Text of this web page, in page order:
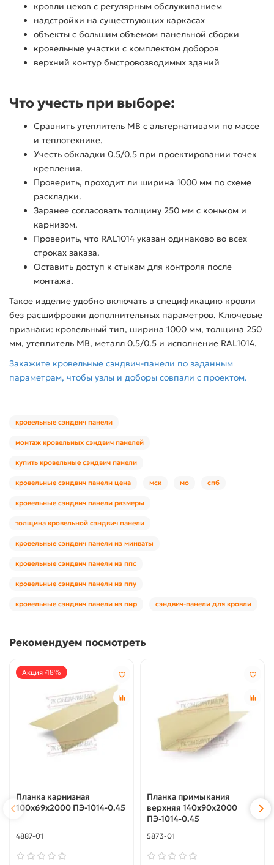
кровли цехов с регулярным обслуживанием
надстройки на существующих каркасах
объекты с большим объемом панельной сборки
кровельные участки с комплектом доборов
верхний контур быстровозводимых зданий
Что учесть при выборе:
Сравнить утеплитель МВ с альтернативами по массе
и теплотехнике.
Учесть обкладки 0.5/0.5 при проектировании точек
крепления.
Проверить, проходит ли ширина 1000 мм по схеме
раскладки.
Заранее согласовать толщину 250 мм с коньком и
карнизом.
Проверить, что RAL1014 указан одинаково во всех
строках заказа.
Оставить доступ к стыкам для контроля после
монтажа.
Такое изделие удобно включать в спецификацию кровли
без расшифровки дополнительных параметров. Ключевые
признаки: кровельный тип, ширина 1000 мм, толщина 250
мм, утеплитель МВ, металл 0.5/0.5 и исполнение RAL1014.
Закажите кровельные сэндвич-панели по заданным
параметрам, чтобы узлы и доборы совпали с проектом.
кровельные сэндвич панели
монтаж кровельных сэндвич панелей
купить кровельные сэндвич панели
кровельные сэндвич панели цена мск мо спб
кровельные сэндвич панели размеры
толщина кровельной сэндвич панели
кровельные сэндвич панели из минваты
кровельные сэндвич панели из ппс
кровельные сэндвич панели из ппу
кровельные сэндвич панели из пир сэндвич-панели для кровли
Рекомендуем посмотреть
Акция -18%
Планка карнизная
100х69х2000 ПЭ-1014-0.45
4887-01
Планка примыкания
верхняя 140х90х2000
ПЭ-1014-0.45
5873-01